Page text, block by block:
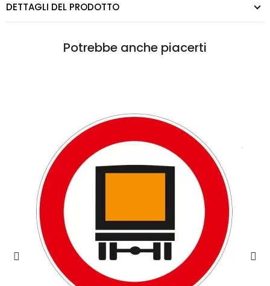
DETTAGLI DEL PRODOTTO
Potrebbe anche piacerti